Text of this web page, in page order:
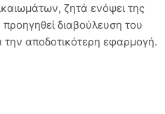
ζητά ενόψει της
διαβούλευση του
την αποδοτικότερη εφαρμογή.